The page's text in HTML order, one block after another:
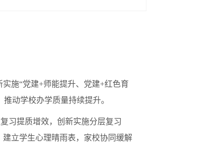
施“党建+师能提升、党建+红色育
动学校办学质量持续提升。
习提质增效，创新实施分层复习
立学生心理晴雨表，家校协同缓解